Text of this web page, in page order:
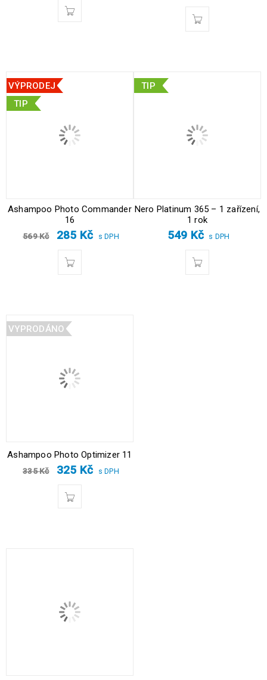
VÝPRODEJ
TIP
Ashampoo Photo Commander
16
569Kč 285 Kč s DPH
TIP
Nero Platinum 365 – 1 zařízení,
1 rok
549 Kč s DPH
VYPRODÁNO
Ashampoo Photo Optimizer 11
335Kč 325 Kč s DPH